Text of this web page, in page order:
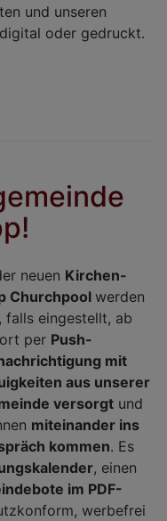
und unseren
oder gedruckt.
neuen Kirchen-
Churchpoolwerden
falls eingestellt, ab
per Push-
mit
aus unserer
versorgt und
miteinander ins
kommen. Es
, einen
im PDF-
werbefrei